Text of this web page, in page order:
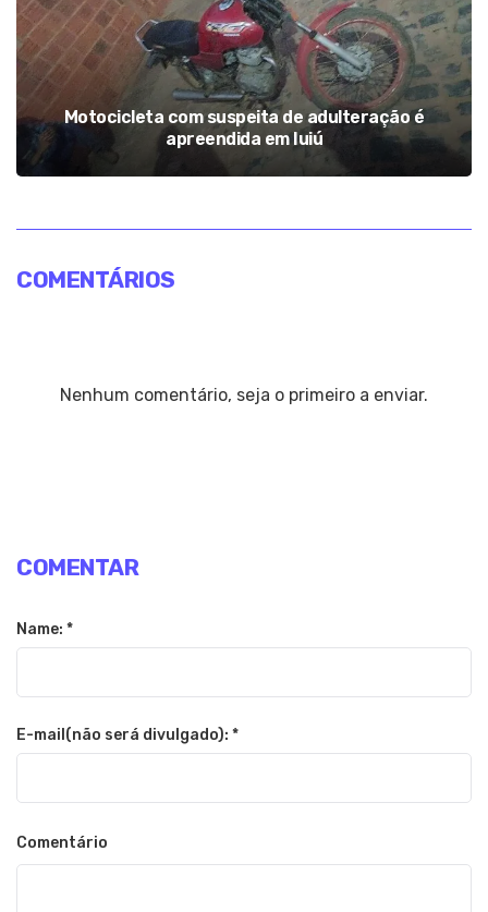
Motocicleta com suspeita de adulteração é
apreendida em Iuiú
COMENTÁRIOS
Nenhum comentário, seja o primeiro a enviar.
COMENTAR
Name: *
E-mail(não será divulgado): *
Comentário